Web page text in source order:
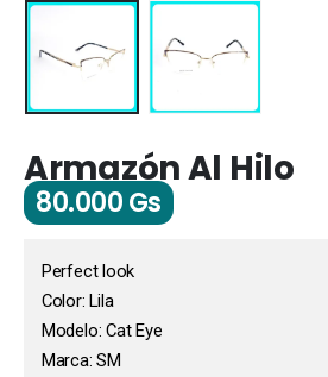
Armazón Al Hilo
80.000Gs
Perfect look
Color: Lila
Modelo: Cat Eye
Marca: SM